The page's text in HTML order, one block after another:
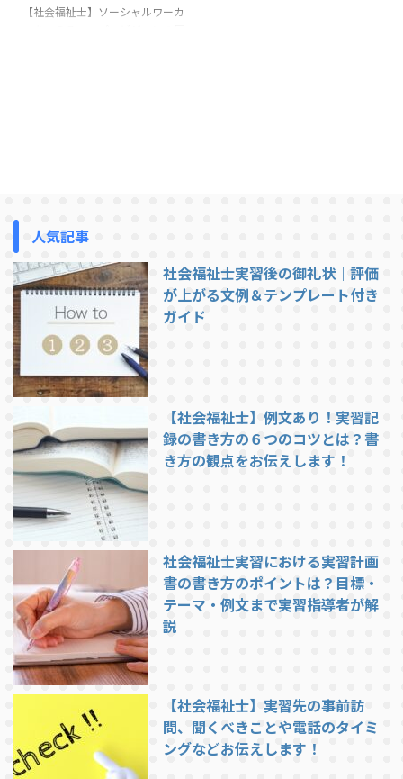
【社会福祉士】ソーシャルワーカ
オススメ本 社会福祉士に興味が
ある方に読んでもらいたい1冊で
す。本HPで連載していた事例を
紹介しています。施設相談員がメ
インの事例となっており、介護福
人気記事
社会福祉士実習後の御礼状｜評価
が上がる文例＆テンプレート付き
ガイド
【社会福祉士】例文あり！実習記
録の書き方の６つのコツとは？書
き方の観点をお伝えします！
社会福祉士実習における実習計画
書の書き方のポイントは？目標・
テーマ・例文まで実習指導者が解
説
【社会福祉士】実習先の事前訪
問、聞くべきことや電話のタイミ
ングなどお伝えします！